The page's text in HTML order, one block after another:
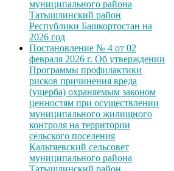
муниципального района
Татышлинский район
Республики Башкортостан на
2026 год
Постановление № 4 от 02
февраля 2026 г. Об утверждении
Программы профилактики
рисков причинения вреда
(ущерба) охраняемым законом
ценностям при осуществлении
муниципального жилищного
контроля на территории
сельского поселения
Кальтяевский сельсовет
муниципального района
Татышлинский район